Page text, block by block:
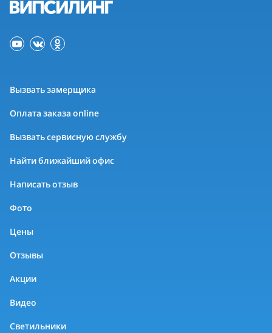
Вызвать замерщика
Оплата заказа online
Вызвать сервисную службу
Найти ближайший офис
Написать отзыв
Фото
Цены
Отзывы
Акции
Видео
Светильники